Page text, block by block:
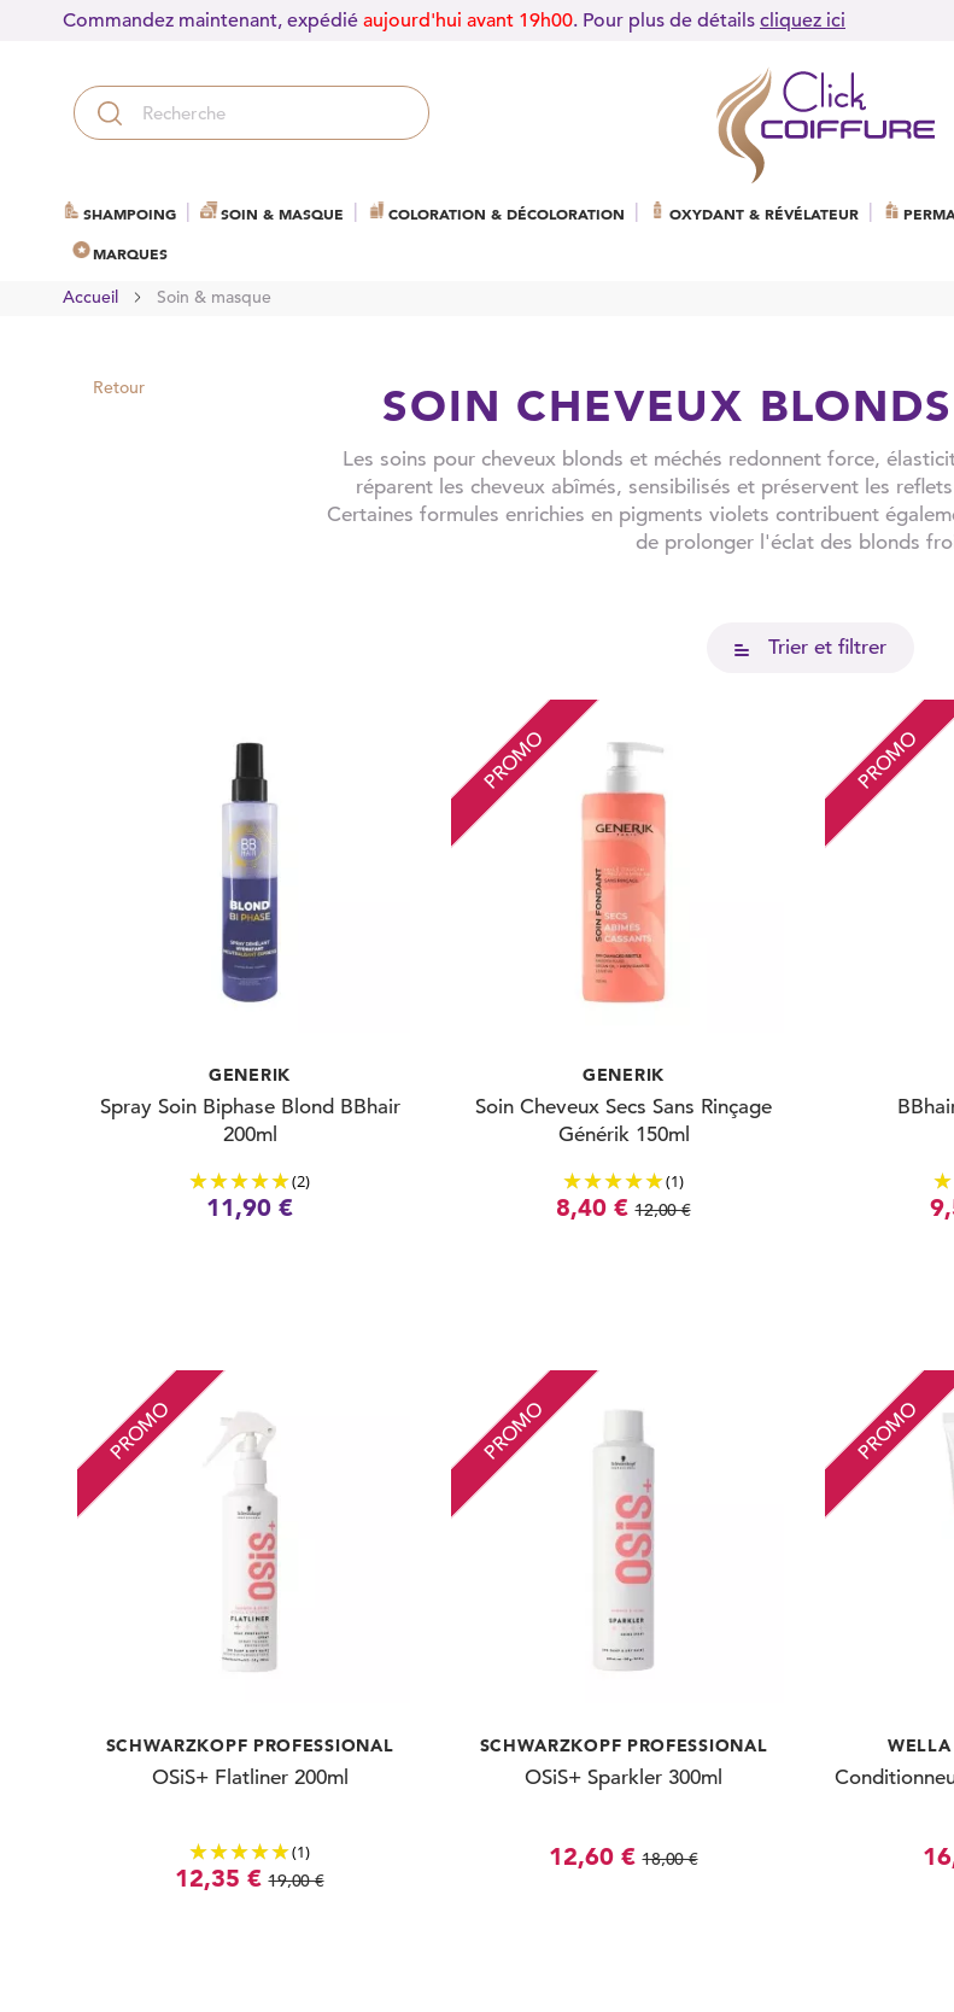
Commandez maintenant, expédié aujourd'hui avant 19h00. Pour plus de détails cliquez ici
SHAMPOING SOIN & MASQUE COLORATION & DÉCOLORATION OXYDANT & RÉVÉLATEUR
MARQUES
Accueil Soin & masque
Retour SOIN CHEVEUX
Les soins pour cheveux blonds et méchés redonnent force,
réparent les cheveux abîmés, sensibilisés et préservent les
Certaines formules enrichies en pigments violets contribuent
de prolonger l'éclat des blonds
Trier et filtrer
GENERIK
Spray Soin Biphase Blond BBhair
200ml
(2)
11,90 €
PROMO
GENERIK
Soin Cheveux Secs Sans Rinçage
Générik 150ml
(1)
8,40 € 12,00 €
PROMO
PROMO
SCHWARZKOPF PROFESSIONAL
OSiS+ Flatliner 200ml
(1)
12,35 € 19,00 €
PROMO
SCHWARZKOPF PROFESSIONAL
OSiS+ Sparkler 300ml
12,60 € 18,00 €
PROMO
WELLA